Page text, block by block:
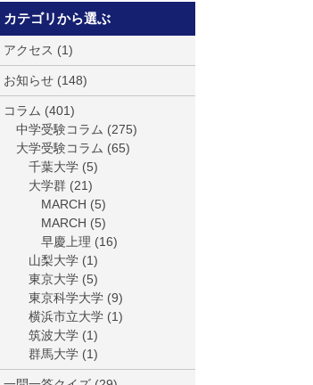
カテゴリから選ぶ
アクセス (1)
お知らせ (148)
コラム (401)
中学受験コラム (275)
大学受験コラム (65)
千葉大学 (5)
大学群 (21)
MARCH (5)
MARCH (5)
早慶上理 (16)
山梨大学 (1)
東京大学 (5)
東京科学大学 (9)
横浜市立大学 (1)
筑波大学 (1)
群馬大学 (1)